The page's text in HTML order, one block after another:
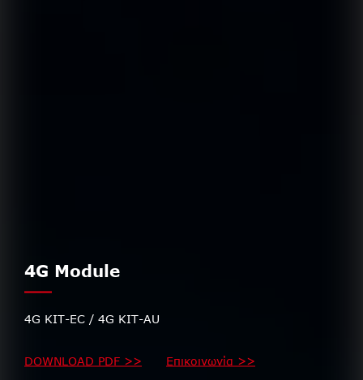
4G Module
4G KIT-EC / 4G KIT-AU
DOWNLOAD PDF >> Επικοινωνία >>